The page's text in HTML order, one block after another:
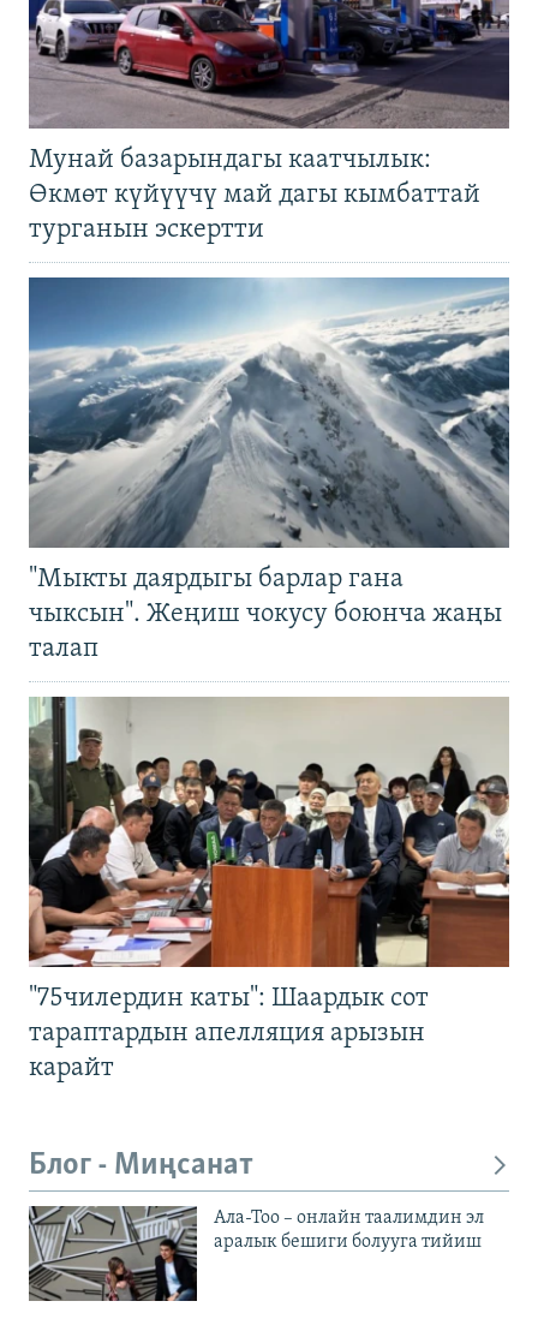
Мунай базарындагы каатчылык:
Өкмөт күйүүчү май дагы кымбаттай
турганын эскертти
"Мыкты даярдыгы барлар гана
чыксын". Жеңиш чокусу боюнча жаңы
талап
"75чилердин каты": Шаардык сот
тараптардын апелляция арызын
карайт
Блог - Миңсанат
Ала-Тоо – онлайн таалимдин эл
аралык бешиги болууга тийиш